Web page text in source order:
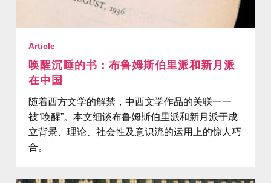
Article
唤醒沉睡的书：布鲁姆斯伯里派和新月派
在中国
随着西方文学的解禁，中西文学作品的关联一一
被“唤醒”。本文细谈布鲁姆斯伯里派和新月派于成
立背景、理论、社会性及意识流的运用上的惊人巧
合。